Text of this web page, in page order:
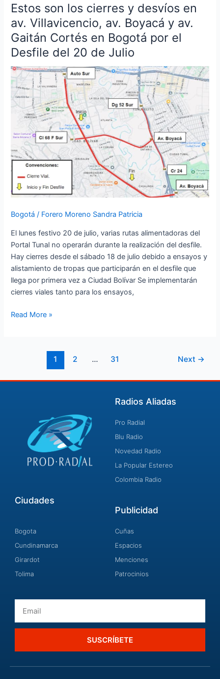
Estos son los cierres y desvíos en
av. Villavicencio, av. Boyacá y av.
Gaitán Cortés en Bogotá por el
Desfile del 20 de Julio
Bogotá / Forero Moreno Sandra Patricia
El lunes festivo 20 de julio, varias rutas alimentadoras del
Portal Tunal no operarán durante la realización del desfile.
Hay cierres desde el sábado 18 de julio debido a ensayos y
alistamiento de tropas que participarán en el desfile que
llega por primera vez a Ciudad Bolívar Se implementarán
cierres viales tanto para los ensayos,
Estos
los
cierres
y
desvíos
en
av.
Villavicencio,
Boyacá
y
av.
Gaitán
Cortés
en
Bogotá
el
Desfile
del
20
de
Julio
Read More »
1 2 … 31 Next →
Radios Aliadas
Pro Radial
Blu Radio
Novedad Radio
La Popular Estereo
Colombia Radio
Ciudades
Bogota
Cundinamarca
Girardot
Tolima
Publicidad
Cuñas
Espacios
Menciones
Patrocinios
SUSCRÍBETE